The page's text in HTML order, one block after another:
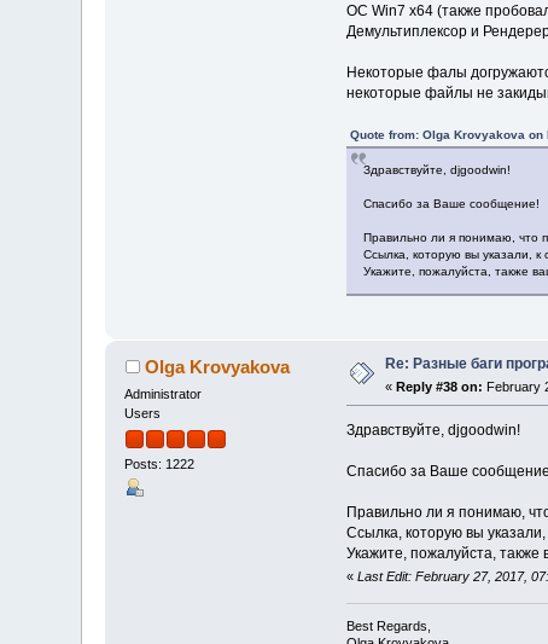
ОС Win7 x64 (также
Демультиплексор и
Некоторые фалы
некоторые файлы не
Quote from: Olga Krovyakova on
Здравствуйте, djgoodwin!
Спасибо за Ваше сообщение!
Правильно ли я понимаю, что
Ссылка, которую вы указали,
Укажите, пожалуйста, также
Olga Krovyakova
Administrator
Users
Posts: 1222
Re: Разные баги
«Reply #38 on: February
Здравствуйте, djgoodwin!
Спасибо за Ваше
Правильно ли я понимаю,
Ссылка, которую вы
Укажите, пожалуйста,
« Last Edit: February 27, 2017,
Best Regards,